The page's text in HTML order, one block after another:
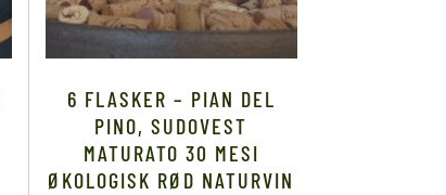
6 FLASKER – PIAN DEL
PINO, SUDOVEST
MATURATO 30 MESI
ØKOLOGISK RØD NATURVIN